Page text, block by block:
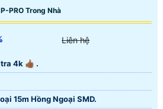
PRO Trong Nhà
Liên hệ
4k 👍🏾 .
15m Hồng Ngoại SMD.